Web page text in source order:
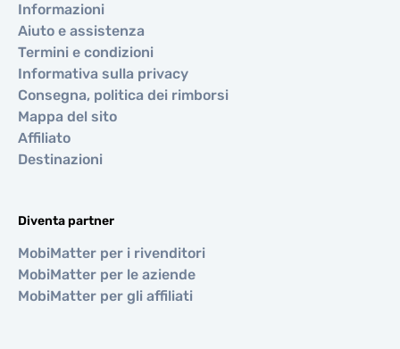
Informazioni
Aiuto e assistenza
Termini e condizioni
Informativa sulla privacy
Consegna, politica dei rimborsi
Mappa del sito
Affiliato
Destinazioni
Diventa partner
MobiMatter per i rivenditori
MobiMatter per le aziende
MobiMatter per gli affiliati